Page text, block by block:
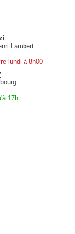
Lambert
lundi à 8h00
17h